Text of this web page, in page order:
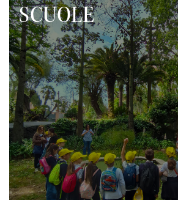
SCUOLE